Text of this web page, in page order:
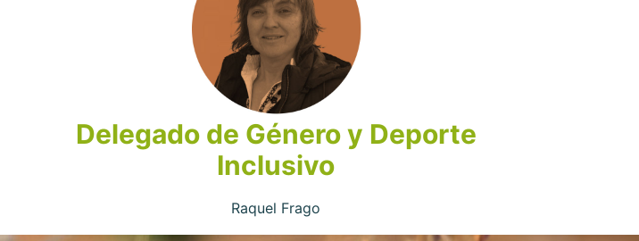
Delegado de Género y Deporte
Inclusivo
Raquel Frago